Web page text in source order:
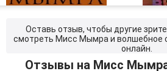
Оставь отзыв, чтобы другие
смотреть Мисс Мымра и волшебное
онлайн.
Отзывы на Мисс